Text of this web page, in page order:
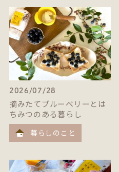
2026/07/28
摘みたてブルーベリーとは
ちみつのある暮らし
暮らしのこと